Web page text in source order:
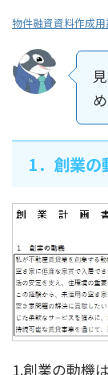
物件融資資料作成
1．創業の
1.創業の動機は